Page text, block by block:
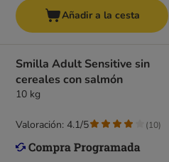
Añadir a la cesta
Smilla Adult Sensitive sin
cereales con salmón
10 kg
Valoración: 4.1/5 (10)